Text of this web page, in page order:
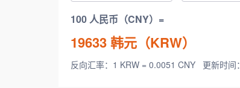
100 人民币（CNY）=
19633韩元（KRW）
反向汇率：1 KRW = 0.0051 CNY 更新时间